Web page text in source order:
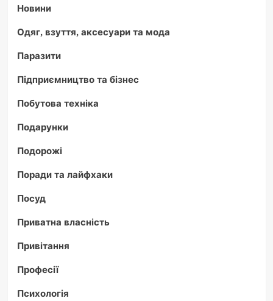
Новини
Одяг, взуття, аксесуари та мода
Паразити
Підприємництво та бізнес
Побутова техніка
Подарунки
Подорожі
Поради та лайфхаки
Посуд
Приватна власність
Привітання
Професії
Психологія